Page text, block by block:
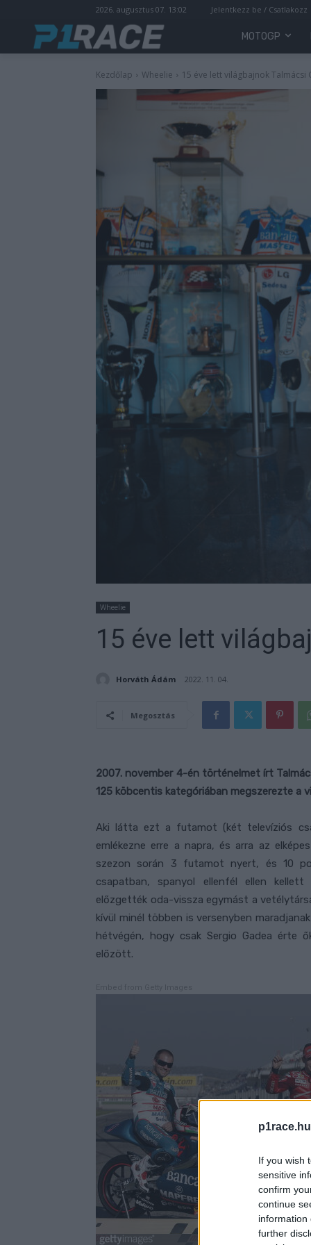
If you wish
sensitive
confirm
continue
information
further
2026. augusztus 07. 13:02 Jelentkezz be / Csatlakozz
MOTOGP
Kezdőlap Wheelie 15 éve lett világbajnok Talmácsi
Wheelie
15 éve lett
Horváth Ádám 2022. 11. 04.
Megosztás
2007. november 4-én történelmet írt
125 köbcentis kategóriában megszerezte a
Aki látta ezt a futamot (két televíziós
emlékezne erre a napra, és arra az
szezon során 3 futamot nyert, és 10
csapatban, spanyol ellenfél ellen
előzgették oda-vissza egymást a
kívül minél többen is versenyben
hétvégén, hogy csak Sergio Gadea
előzött.